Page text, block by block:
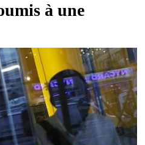
à une